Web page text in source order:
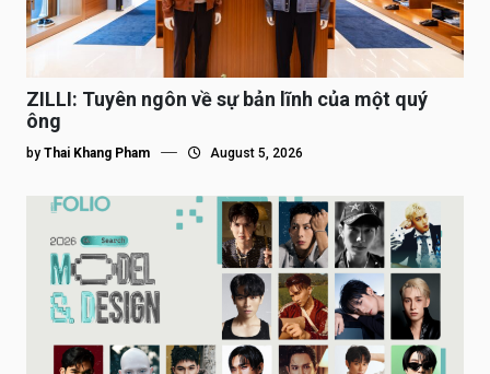
ZILLI: Tuyên ngôn về sự bản lĩnh của một quý
ông
by Thai Khang Pham August 5, 2026